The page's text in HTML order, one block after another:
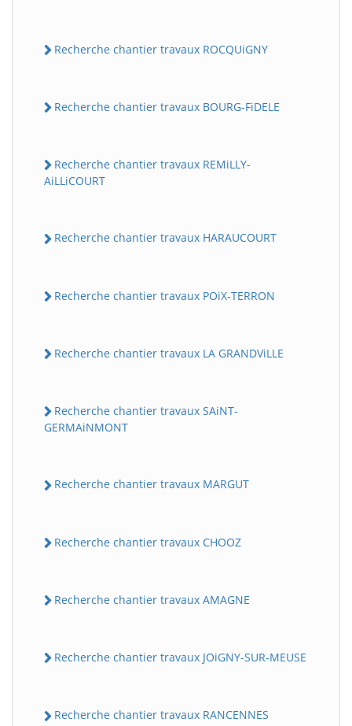
Recherche chantier travaux ROCQUiGNY
Recherche chantier travaux BOURG-FiDELE
Recherche chantier travaux REMiLLY-
AiLLiCOURT
Recherche chantier travaux HARAUCOURT
Recherche chantier travaux POiX-TERRON
Recherche chantier travaux LA GRANDViLLE
Recherche chantier travaux SAiNT-
GERMAiNMONT
Recherche chantier travaux MARGUT
Recherche chantier travaux CHOOZ
Recherche chantier travaux AMAGNE
Recherche chantier travaux JOiGNY-SUR-MEUSE
Recherche chantier travaux RANCENNES